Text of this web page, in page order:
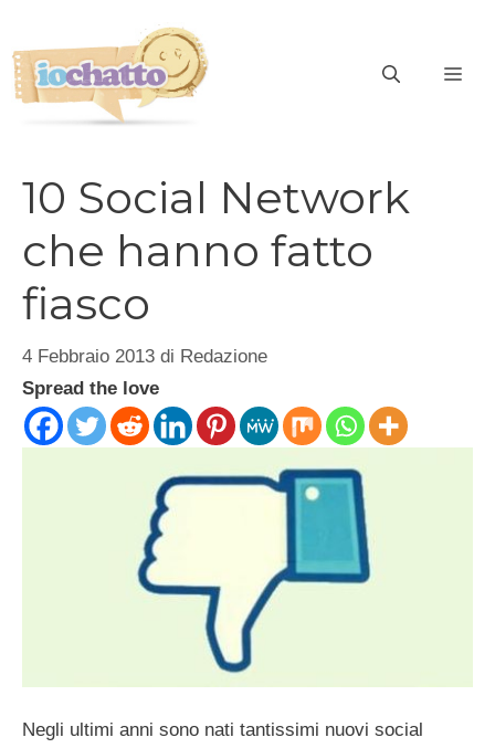
contenuto
10 Social Network
che hanno fatto
fiasco
4 Febbraio 2013 di Redazione
Spread the love
Negli ultimi anni sono nati tantissimi nuovi social